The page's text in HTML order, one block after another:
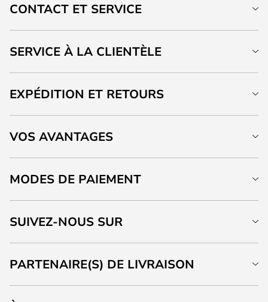
CONTACT ET SERVICE
SERVICE À LA CLIENTÈLE
EXPÉDITION ET RETOURS
VOS AVANTAGES
MODES DE PAIEMENT
SUIVEZ-NOUS SUR
PARTENAIRE(S) DE LIVRAISON